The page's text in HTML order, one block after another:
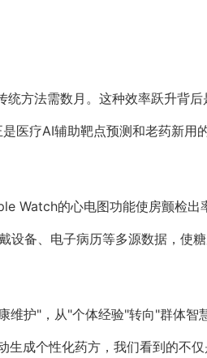
方法需数月。这种效率跃升背
医疗AI辅助靶点预测和老药新用的
Watch的心电图功能使房颤检
备、电子病历等多源数据，使糖
维护"，从"个体经验"转向"群体
成个性化药方，我们看到的不